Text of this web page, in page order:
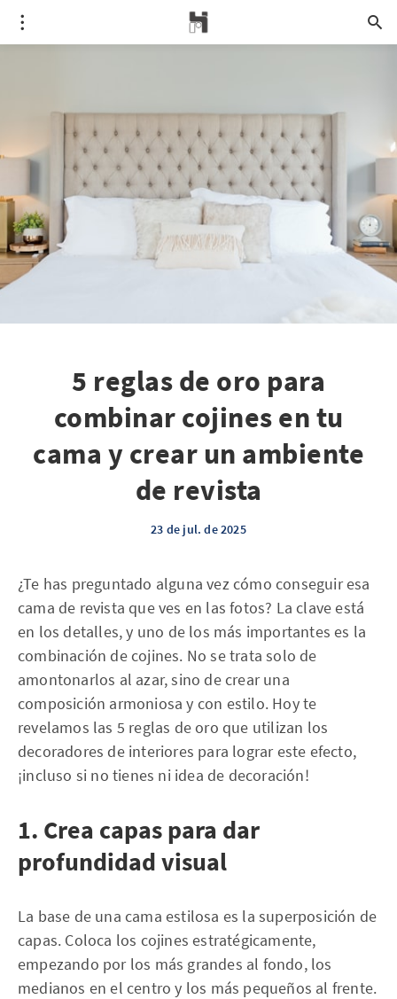
5 reglas de oro para
combinar cojines en tu
cama y crear un ambiente
de revista
23 de jul. de 2025
¿Te has preguntado alguna vez cómo conseguir esa
cama de revista que ves en las fotos? La clave está
en los detalles, y uno de los más importantes es la
combinación de cojines. No se trata solo de
amontonarlos al azar, sino de crear una
composición armoniosa y con estilo. Hoy te
revelamos las 5 reglas de oro que utilizan los
decoradores de interiores para lograr este efecto,
¡incluso si no tienes ni idea de decoración!
1. Crea capas para dar
profundidad visual
La base de una cama estilosa es la superposición de
capas. Coloca los cojines estratégicamente,
empezando por los más grandes al fondo, los
medianos en el centro y los más pequeños al frente.